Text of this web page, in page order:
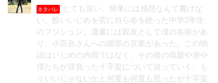
ネタバレ
とても深い。簡単には感想なんて書けな
い。酷いいじめを苦に自ら命を絶った中学2年生
のフジシュン。遺書には親友として僕の名前があ
り、小百合さんへの謝罪の言葉があった。この物
語はいじめの内容ではなく、その後の両親や弟や
僕たちが背負った十字架について迫っていく。も
ういいじゃないかと何度も何度も思ったが十字架